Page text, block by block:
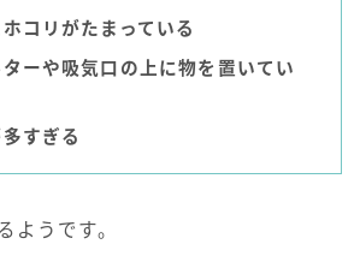
コリがたまっている
ーや吸気口の上に物を置いてい
すぎる
ようです。